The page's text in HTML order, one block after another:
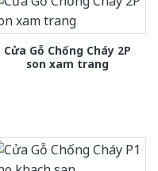
Cửa Gỗ Chống Cháy 2P
son xam trang